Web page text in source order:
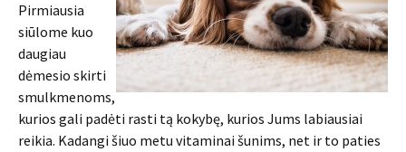
Pirmiausia
siūlome kuo
daugiau
dėmesio skirti
smulkmenoms,
kurios gali padėti rasti tą kokybę, kurios Jums labiausiai
reikia. Kadangi šiuo metu vitaminai šunims, net ir to paties